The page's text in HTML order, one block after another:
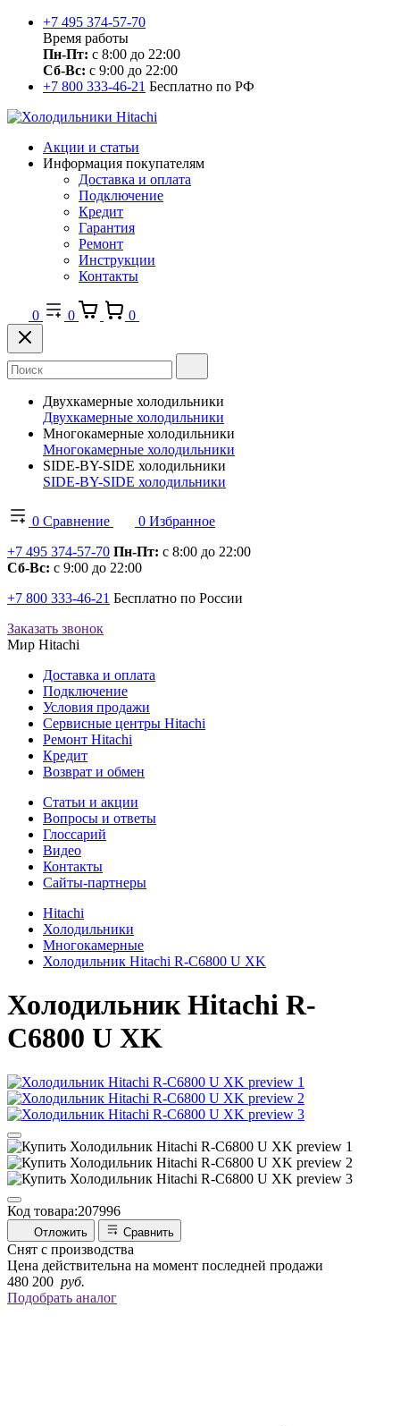
+7 495 374-57-70
Время работы
Пн-Пт: с 8:00 до 22:00
Сб-Вс: с 9:00 до 22:00
+7 800 333-46-21 Бесплатно по РФ
Акции и статьи
Информация покупателям
Доставка и оплата
Подключение
Кредит
Гарантия
Ремонт
Инструкции
Контакты
0 0 0
Двухкамерные холодильники
Двухкамерные холодильники
Многокамерные холодильники
Многокамерные холодильники
SIDE-BY-SIDE холодильники
SIDE-BY-SIDE холодильники
0 Сравнение 0 Избранное
+7 495 374-57-70 Пн-Пт: с 8:00 до 22:00
Сб-Вс: с 9:00 до 22:00
+7 800 333-46-21 Бесплатно по России
Заказать звонок
Мир Hitachi
Доставка и оплата
Подключение
Условия продажи
Сервисные центры Hitachi
Ремонт Hitachi
Кредит
Возврат и обмен
Cтатьи и акции
Вопросы и ответы
Глоссарий
Видео
Контакты
Сайты-партнеры
Hitachi
Холодильники
Многокамерные
Холодильник Hitachi R-C6800 U XK
ХолодильникHitachi R-
C6800 U XK
Код товара:207996
Отложить Сравнить
Снят с производства
Цена действительна на момент последней продажи
480 200 руб.
Подобрать аналог